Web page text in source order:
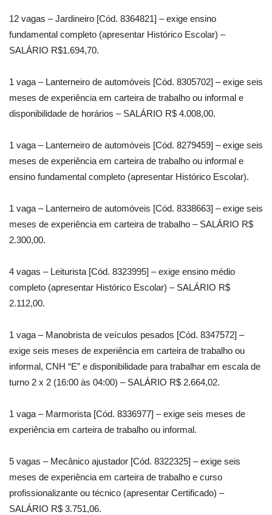
12 vagas – Jardineiro [Cód. 8364821] – exige ensino
fundamental completo (apresentar Histórico Escolar) –
SALÁRIO R$1.694,70.
1 vaga – Lanterneiro de automóveis [Cód. 8305702] – exige seis
meses de experiência em carteira de trabalho ou informal e
disponibilidade de horários – SALÁRIO R$ 4.008,00.
1 vaga – Lanterneiro de automóveis [Cód. 8279459] – exige seis
meses de experiência em carteira de trabalho ou informal e
ensino fundamental completo (apresentar Histórico Escolar).
1 vaga – Lanterneiro de automóveis [Cód. 8338663] – exige seis
meses de experiência em carteira de trabalho – SALÁRIO R$
2.300,00.
4 vagas – Leiturista [Cód. 8323995] – exige ensino médio
completo (apresentar Histórico Escolar) – SALÁRIO R$
2.112,00.
1 vaga – Manobrista de veículos pesados [Cód. 8347572] –
exige seis meses de experiência em carteira de trabalho ou
informal, CNH “E” e disponibilidade para trabalhar em escala de
turno 2 x 2 (16:00 às 04:00) – SALÁRIO R$ 2.664,02.
1 vaga – Marmorista [Cód. 8336977] – exige seis meses de
experiência em carteira de trabalho ou informal.
5 vagas – Mecânico ajustador [Cód. 8322325] – exige seis
meses de experiência em carteira de trabalho e curso
profissionalizante ou técnico (apresentar Certificado) –
SALÁRIO R$ 3.751,06.